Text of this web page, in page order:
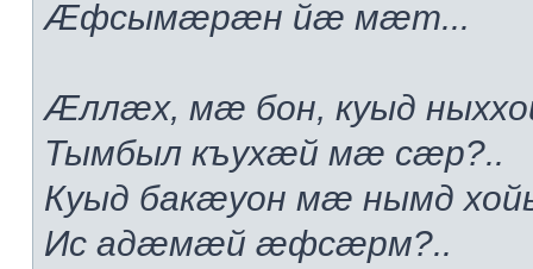
Æфсымæрæн йæ мæт...
Æллæх, мæ бон, куыд
Тымбыл къухæй мæ сæр?..
Куыд бакæуон мæ нымд
Ис адæмæй æфсæрм?..